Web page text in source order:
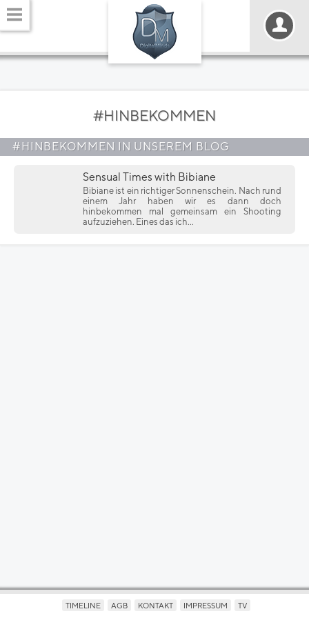
#HINBEKOMMEN
#HINBEKOMMEN IN UNSEREM BLOG
Sensual Times with Bibiane
Bibiane ist ein richtiger Sonnenschein. Nach rund
einem Jahr haben wir es dann doch
hinbekommen mal gemeinsam ein Shooting
aufzuziehen. Eines das ich...
TIMELINE AGB KONTAKT IMPRESSUM TV